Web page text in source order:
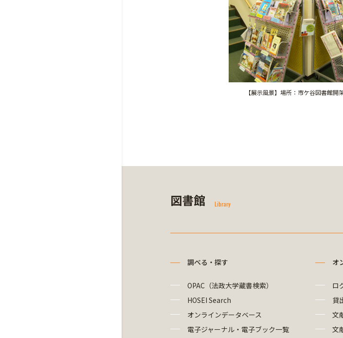
【展示風景】場所：市ケ谷図書館開
図書館 Library
調べる・探す
OPAC（法政大学蔵書検索）
HOSEI Search
オンラインデータベース
電子ジャーナル・電子ブック一覧
オ
ロ
貸
文
文